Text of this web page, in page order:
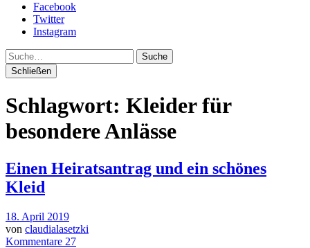
Facebook
Twitter
Instagram
Suche
Schließen
Schlagwort: Kleider für
besondere Anlässe
Einen Heiratsantrag und ein schönes
Kleid
18. April 2019
von claudialasetzki
Kommentare 27